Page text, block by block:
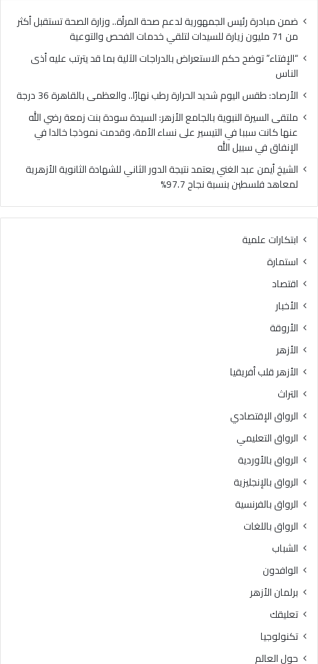
ضمن مبادرة رئيس الجمهورية لدعم صحة المرأة.. وزارة الصحة تستقبل أكثر
من 71 مليون زيارة للسيدات لتلقي خدمات الفحص والتوعية
“الإفتاء” توضح حكم الاستعراض بالدراجات الآلية بما قد يترتب عليه أذى
الناس
الأرصاد: طقس اليوم شديد الحرارة رطب نهارًا.. والعظمى بالقاهرة 36 درجة
ملتقى السيرة النبوية بالجامع الأزهر: السيدة سودة بنت زمعة رضي الله
عنها كانت سببا في التيسير على نساء الأمة، وقدمت نموذجا خالدا في
الإنفاق في سبيل الله
الشيخ أيمن عبد الغني يعتمد نتيجة الدور الثاني للشهادة الثانوية الأزهرية
لمعاهد فلسطين بنسبة نجاح 97.7%
ابتكارات علمية
استمارة
اقتصاد
الأخبار
الأروقة
الأزهر
الأزهر قلب أفريقيا
التراث
الرواق الإقتصادي
الرواق التعليمي
الرواق بالأوردية
الرواق بالإنجليزية
الرواق بالفرنسية
الرواق باللغات
الشباب
الوافدون
برلمان الأزهر
تعليقك
تكنولوجيا
حول العالم